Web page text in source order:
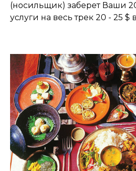
(носильщик) заберет Ваши
услуги на весь трек 20 - 25 $